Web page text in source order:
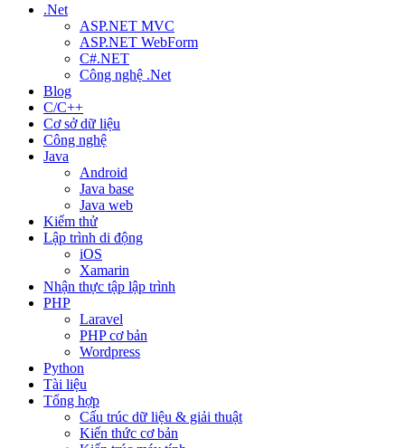
.Net
ASP.NET MVC
ASP.NET WebForm
C#.NET
Công nghệ .Net
Blog
C/C++
Cơ sở dữ liệu
Công nghệ
Java
Android
Java base
Java web
Kiểm thử
Lập trình di động
iOS
Xamarin
Nhận thực tập lập trình
PHP
Laravel
PHP cơ bản
Wordpress
Python
Tài liệu
Tổng hợp
Cấu trúc dữ liệu & giải thuật
Kiến thức cơ bản